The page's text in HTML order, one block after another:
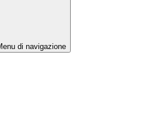
di navigazione